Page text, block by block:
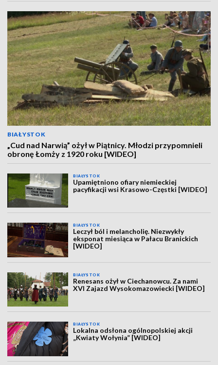
BIAŁYSTOK
„Cud nad Narwią” ożył w Piątnicy. Młodzi przypomnieli
obronę Łomży z 1920 roku [WIDEO]
BIAŁYSTOK
Upamiętniono ofiary niemieckiej
pacyfikacji wsi Krasowo-Częstki [WIDEO]
BIAŁYSTOK
Leczył ból i melancholię. Niezwykły
eksponat miesiąca w Pałacu Branickich
[WIDEO]
BIAŁYSTOK
Renesans ożył w Ciechanowcu. Za nami
XVI Zajazd Wysokomazowiecki [WIDEO]
BIAŁYSTOK
Lokalna odsłona ogólnopolskiej akcji
„Kwiaty Wołynia” [WIDEO]